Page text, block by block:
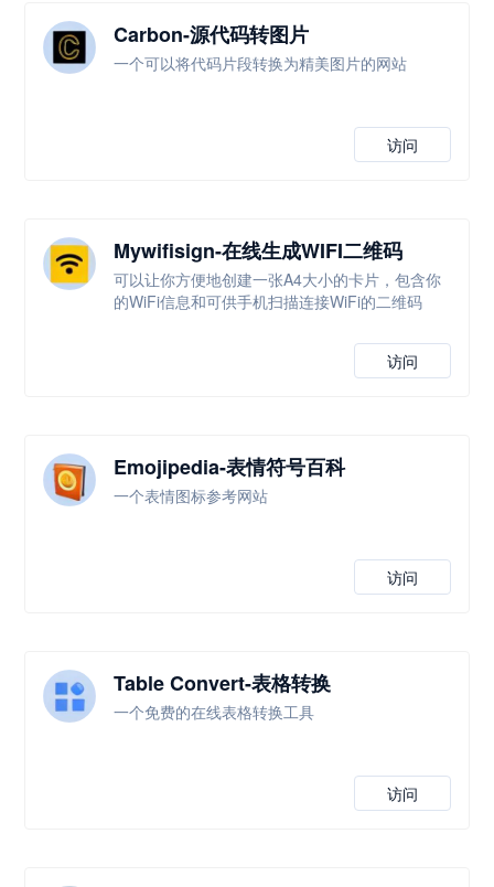
Carbon-源代码转图片
一个可以将代码片段转换为精美图片的网站
访问
Mywifisign-在线生成WIFI二维码
可以让你方便地创建一张A4大小的卡片，包含你
的WiFi信息和可供手机扫描连接WiFi的二维码
访问
Emojipedia-表情符号百科
一个表情图标参考网站
访问
Table Convert-表格转换
一个免费的在线表格转换工具
访问